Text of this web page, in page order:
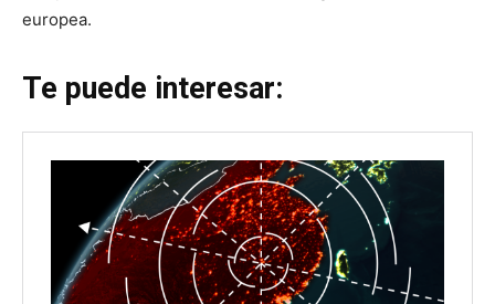
europea.
Te puede interesar: